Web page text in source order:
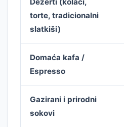
Dezerti (kolači,
torte, tradicionalni
slatkiši)
Domaća kafa /
Espresso
Gazirani i prirodni
sokovi